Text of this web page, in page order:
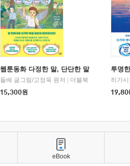
웹툰동화 다정한 말, 단단한 말
돌배 글그림/고정욱 원저
더블북
15,300원
투명
히가시
eBook